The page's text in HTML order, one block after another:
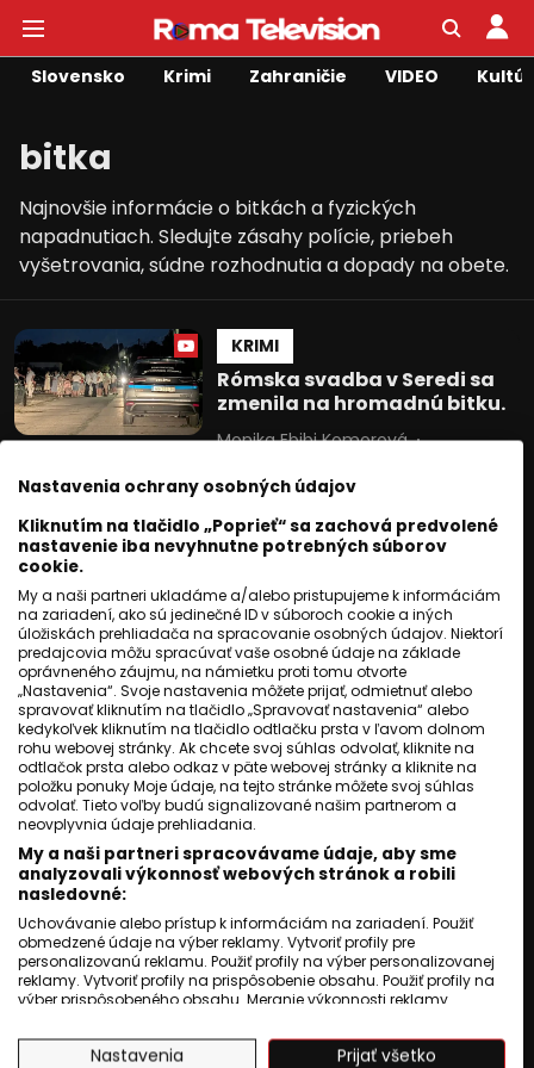
Slovensko Krimi Zahraničie VIDEO
bitka
Najnovšie informácie o bitkách a fyzických
napadnutiach. Sledujte zásahy polície, priebeh
vyšetrovania, súdne rozhodnutia a dopady na obete.
KRIMI
Rómska svadba v Seredi sa
zmenila na hromadnú bitku.
Monika Ebibi Komorová
KRIMI
Veľká Lomnica: Rodinný
potýčky.
Roma Television
07 september 2024
1 min. čítania
Nastavenia ochrany osobných údajov
Kliknutím na tlačidlo „Poprieť“ sa zachová predvolené
nastavenie iba nevyhnutne potrebných súborov
cookie.
My a naši partneri ukladáme a/alebo pristupujeme k informáciám
na zariadení, ako sú jedinečné ID v súboroch cookie a iných
úložiskách prehliadača na spracovanie osobných údajov. Niektorí
predajcovia môžu spracúvať vaše osobné údaje na základe
oprávneného záujmu, na námietku proti tomu otvorte
„Nastavenia“. Svoje nastavenia môžete prijať, odmietnuť alebo
spravovať kliknutím na tlačidlo „Spravovať nastavenia“ alebo
kedykoľvek kliknutím na tlačidlo odtlačku prsta v ľavom dolnom
rohu webovej stránky. Ak chcete svoj súhlas odvolať, kliknite na
odtlačok prsta alebo odkaz v päte webovej stránky a kliknite na
položku ponuky Moje údaje, na tejto stránke môžete svoj súhlas
odvolať. Tieto voľby budú signalizované našim partnerom a
neovplyvnia údaje prehliadania.
My a naši partneri spracovávame údaje, aby sme
analyzovali výkonnosť webových stránok a robili
nasledovné:
Uchovávanie alebo prístup k informáciám na zariadení. Použiť
obmedzené údaje na výber reklamy. Vytvoriť profily pre
personalizovanú reklamu. Použiť profily na výber personalizovanej
reklamy. Vytvoriť profily na prispôsobenie obsahu. Použiť profily na
výber prispôsobeného obsahu. Meranie výkonnosti reklamy.
štatistík alebo spájania údajov z rôznych zdrojov. Vývoj a
zlepšovanie služieb. Použitie obmedzených údajov na výber
Nastavenia Prijať všetko